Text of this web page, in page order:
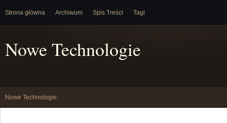
Strona główna Archiwum Spis Treści Tagi
Nowe Technologie
Nowe Technologie